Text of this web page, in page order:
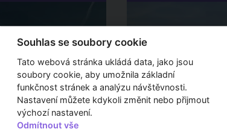
festivalu
bude zabývat
Developeři
nad výstavbou
Souhlas se soubory cookie
Tato webová stránka ukládá data, jako jsou
soubory cookie, aby umožnila základní
funkčnost stránek a analýzu návštěvnosti.
Nastavení můžete kdykoli změnit nebo přijmout
výchozí nastavení.
Odmítnout vše